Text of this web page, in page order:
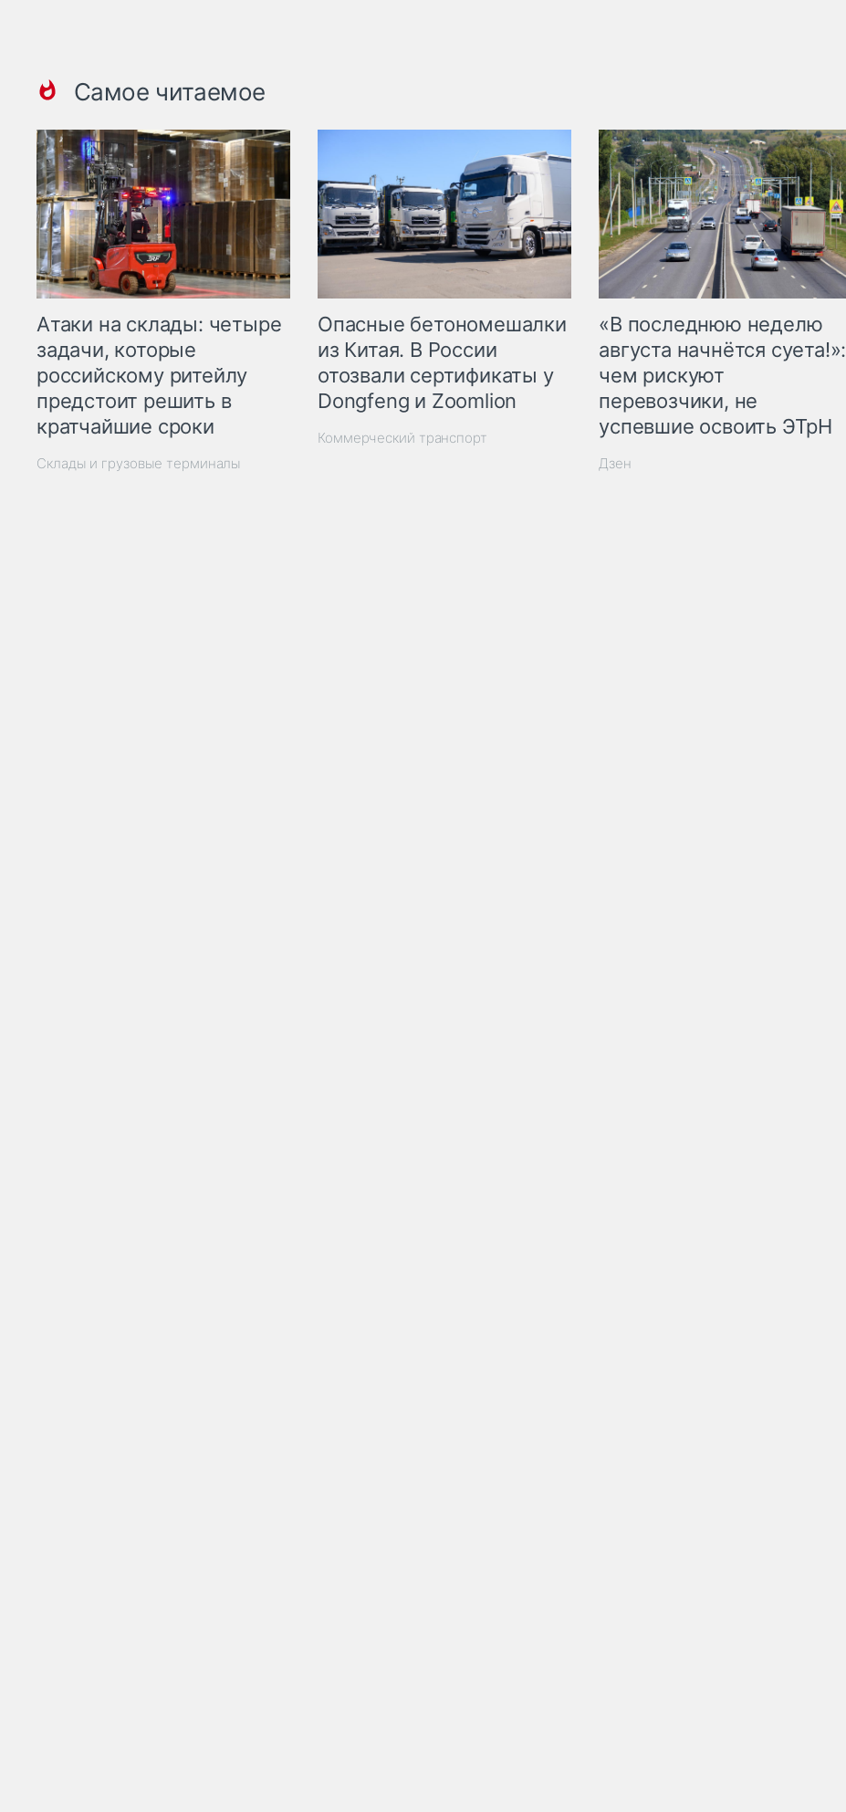
Самое читаемое
Атаки на склады: четыре
задачи, которые
российскому ритейлу
предстоит решить в
кратчайшие сроки
Склады и грузовые терминалы
Опасные бетономешалки
из Китая. В России
отозвали сертификаты у
Dongfeng и Zoomlion
Коммерческий транспорт
«В последнюю неделю
августа начнётся суета!»:
чем рискуют
перевозчики, не
успевшие освоить ЭТрН
Дзен